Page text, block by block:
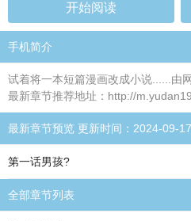
开始阅读
手机简介
试着将一本短篇漫画改成小说......由
最新章节推荐地址：http://
最新章节预览 更新时间：2024-09-
第一话男孩?
全部章节列表